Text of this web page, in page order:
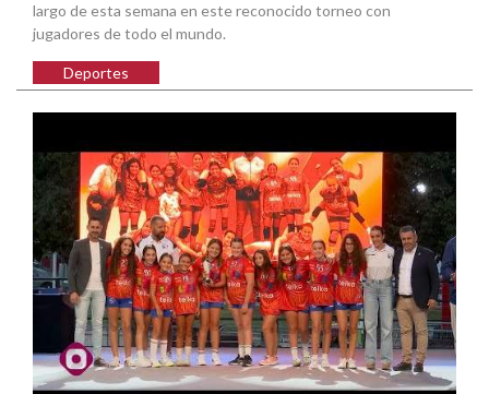
largo de esta semana en este reconocido torneo con
jugadores de todo el mundo.
Deportes